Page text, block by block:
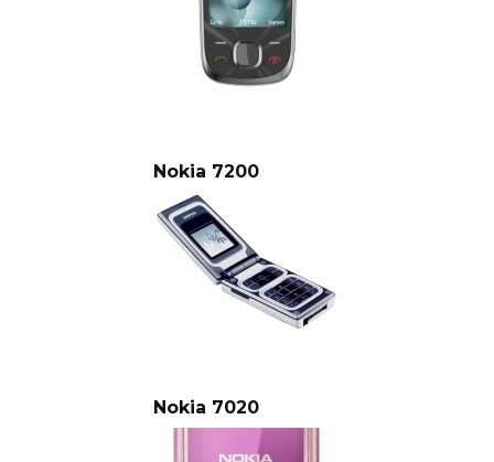
Nokia 7200
Nokia 7020